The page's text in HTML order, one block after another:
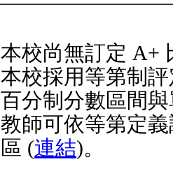
本校尚無訂定 A+
本校採用等第制
百分制分數區間
教師可依等第定
區 (連結)。